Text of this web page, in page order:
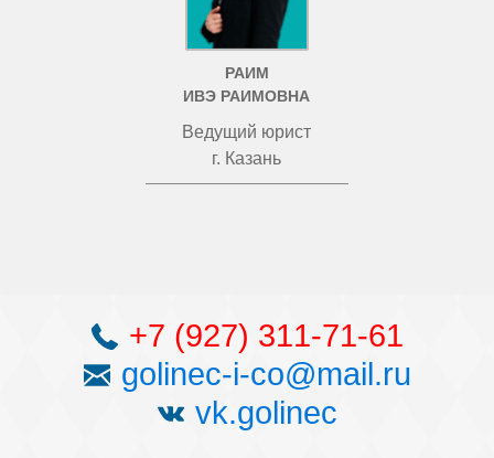
РАИМ
ИВЭ РАИМОВНА
Ведущий юрист
г. Казань
+7 (927) 311-71-61
golinec-i-co@mail.ru
vk.golinec